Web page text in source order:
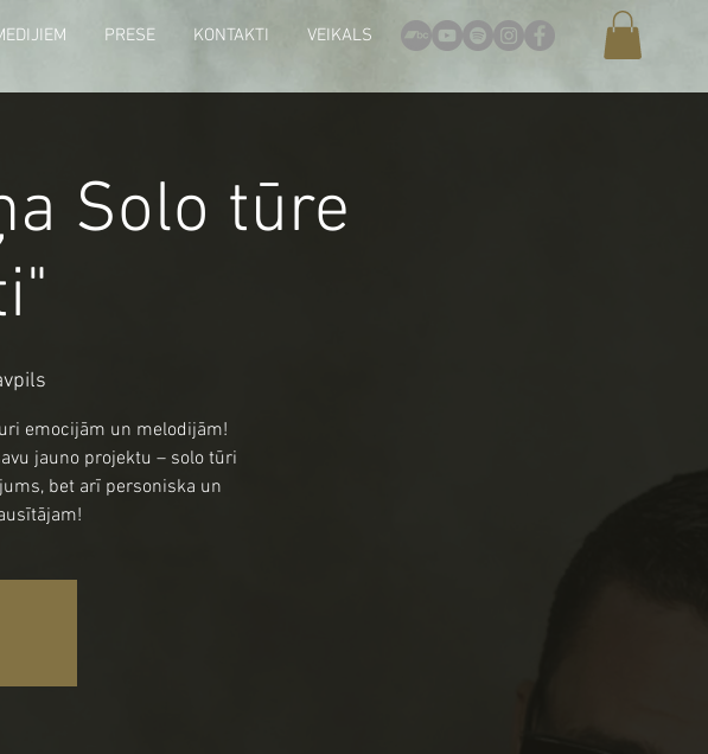
PRESE KONTAKTI VEIKALS
Solo tūre
emocijām un melodijām!
jauno projektu – solo tūri
bet arī personiska un